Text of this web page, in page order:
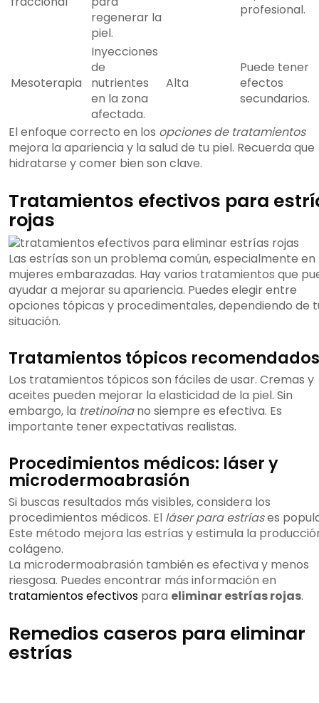
regenerar la
piel.
profesional.
Mesoterapia
Inyecciones
de
nutrientes
en la zona
afectada.
Alta
Puede tener
efectos
secundarios.
El enfoque correcto en los opciones de tratamientos
mejora la apariencia y la salud de tu piel. Recuerda que
hidratarse y comer bien son clave.
Tratamientos efectivos para
rojas
Las estrías son un problema común, especialmente en
mujeres embarazadas. Hay varios tratamientos que
ayudar a mejorar su apariencia. Puedes elegir entre
opciones tópicas y procedimentales, dependiendo de
situación.
Tratamientos tópicos recomendados
Los tratamientos tópicos son fáciles de usar. Cremas y
aceites pueden mejorar la elasticidad de la piel. Sin
embargo, la tretinoínano siempre es efectiva. Es
importante tener expectativas realistas.
Procedimientos médicos: láser y
microdermoabrasión
Si buscas resultados más visibles, considera los
procedimientos médicos. El láser para estríases
Este método mejora las estrías y estimula la
colágeno.
La microdermoabrasión también es efectiva y menos
riesgosa. Puedes encontrar más información en
tratamientos efectivos para eliminar estrías rojas.
Remedios caseros para eliminar
estrías